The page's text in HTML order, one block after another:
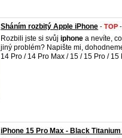
Sháním rozbitý Apple iPhone - TOP
Rozbili jste si svůj iphone a nevíte,
jiný problém? Napište mi,
14 Pro / 14 Pro Max / 15 / 15 Pro /
iPhone 15 Pro Max - Black Titanium